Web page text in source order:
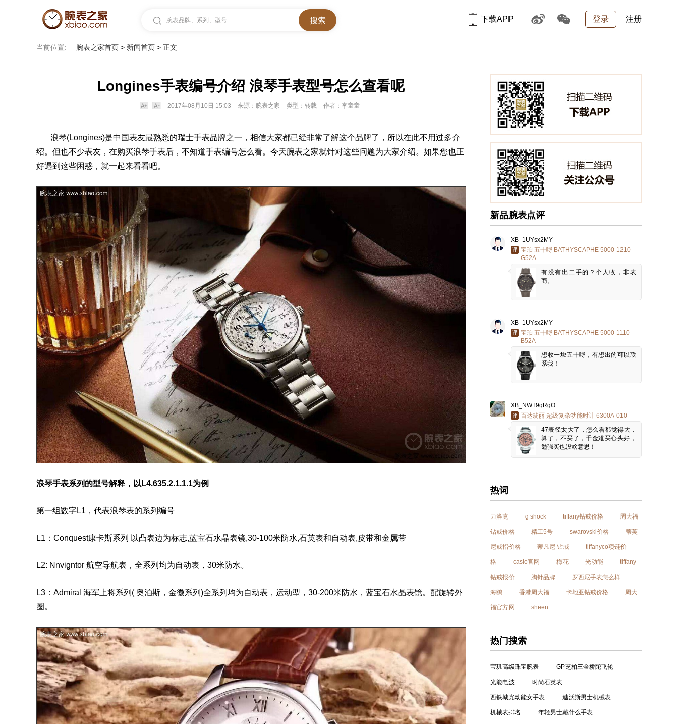
腕表品牌、系列、型号... 登录 注册
下载APP
当前位置: 腕表之家首页 > 新闻首页 > 正文
Longines手表编号介绍 浪琴手表型号怎么查看呢
2017年08月10日 15:03 来源：腕表之家 类型：转载 作者：李童童
浪琴(Longines)是中国表友最熟悉的瑞士手表品牌之一，相信大家都已经非常了解这个品牌了，所以在此不用过多介
绍。但也不少表友，在购买浪琴手表后，不知道手表编号怎么看。今天腕表之家就针对这些问题为大家介绍。如果您也正
好遇到这些困惑，就一起来看看吧。
浪琴手表系列 的型号解释，以L4.635.2.1.1.1为例
第一组数字L1，代表浪琴表的系列编号
L1：Conquest康卡斯系列 以凸表边为标志,蓝宝石水晶表镜,30-100米防水,石英表和自动表,皮带和金属带
L2: Nnvigntor 航空导航表，全系列均为自动表，30米防水。
L3：Admiral 海军上将系列( 奥泊斯，金徽系列)全系列均为自动表，运动型，30-200米防水，蓝宝石水晶表镜。配旋转外
圈。
新品腕表点评
XB_1UYsx2MY
评
宝珀 五十噚 BATHYSCAPHE 5000-1210-
G52A
有没有出二手的？个人收，非表
商。
XB_1UYsx2MY
评
宝珀 五十噚 BATHYSCAPHE 5000-1110-
B52A
想收一块五十噚，有想出的可以联
系我！
XB_NWT9qRgO
百达翡丽 超级复杂功能时计 6300A-010
47表径太大了，怎么看都觉得大，
算了，不买了，千金难买心头好，
勉强买也没啥意思！
热词
力洛克 g shock tiffany钻戒价格 周大福
钻戒价格 精工5号 swarovski价格 蒂芙
尼戒指价格 蒂凡尼 钻戒 tiffanyco项链价
格 casio官网 梅花 光动能 tiffany
钻戒报价 胸针品牌 罗西尼手表怎么样
海鸥 香港周大福 卡地亚钻戒价格 周大
福官方网 sheen
热门搜索
宝玑高级珠宝腕表 GP芝柏三金桥陀飞轮
光能电波 时尚石英表
西铁城光动能女手表 迪沃斯男士机械表
机械表排名 年轻男士戴什么手表